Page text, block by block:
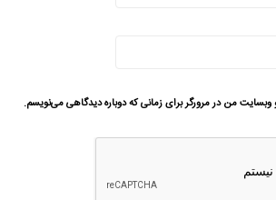
وبسایت من در مرورگر برای زمانی که دوباره دیدگاهی می‌نویسم.